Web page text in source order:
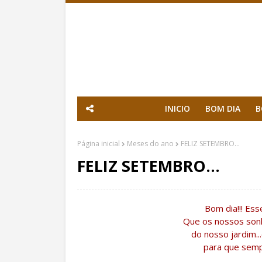
INICIO BOM DIA
Página inicial Meses do ano FELIZ SETEMBRO...
FELIZ SETEMBRO...
Bom dia!!!
Que os nossos
do nosso
para que